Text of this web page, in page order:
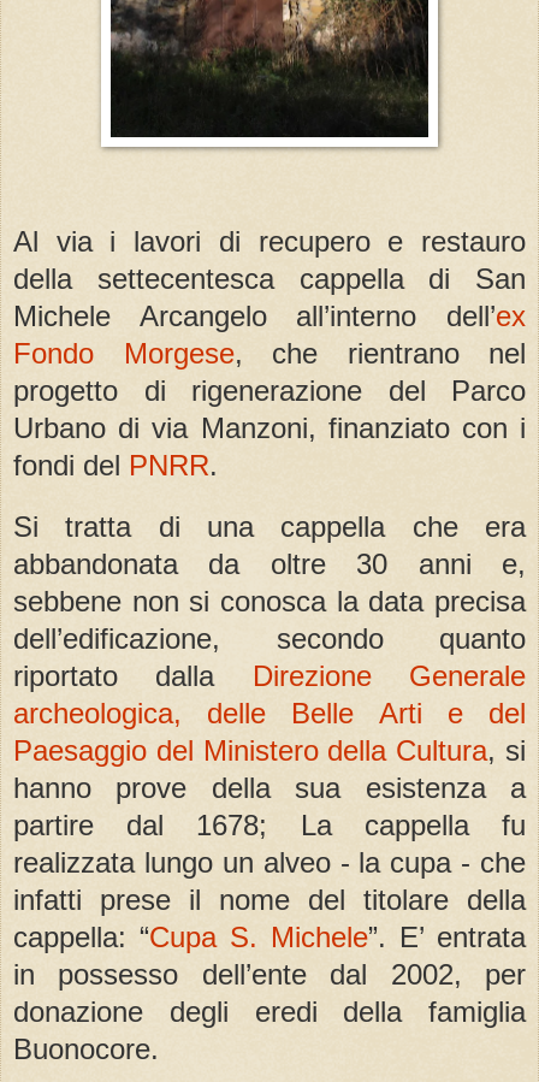
Al via i lavori di recupero e restauro
della settecentesca cappella di San
Michele Arcangelo all’interno dell’ex
Fondo Morgese, che rientrano nel
progetto di rigenerazione del Parco
Urbano di via Manzoni, finanziato con i
fondi del PNRR.
Si tratta di una cappella che era
abbandonata da oltre 30 anni e,
sebbene non si conosca la data precisa
dell’edificazione, secondo quanto
riportato dalla Direzione Generale
archeologica, delle Belle Arti e del
Paesaggio del Ministero della Cultura, si
hanno prove della sua esistenza a
partire dal 1678; La cappella fu
realizzata lungo un alveo - la cupa - che
infatti prese il nome del titolare della
cappella: “Cupa S. Michele”. E’ entrata
in possesso dell’ente dal 2002, per
donazione degli eredi della famiglia
Buonocore.